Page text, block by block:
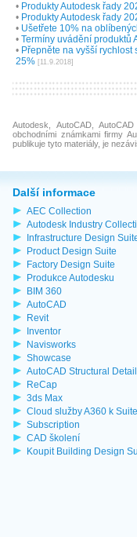
• Produkty Autodesk řady
• Produkty Autodesk řady
• Ušetřete 10% na
• Termíny uvádění produktů
• Přepněte na vyšší
25% [11.9.2018]
Autodesk, AutoCAD,
obchodními známkami firmy
publikuje tyto materiály, je
Další informace
AEC Collection
Autodesk Industry
Infrastructure Design
Product Design Suite
Factory Design Suite
Produkce Autodesku
BIM 360
AutoCAD
Revit
Inventor
Navisworks
Showcase
AutoCAD Structural
ReCap
3ds Max
Cloud služby A360 k Suite
Subscription
CAD školení
Koupit Building Design